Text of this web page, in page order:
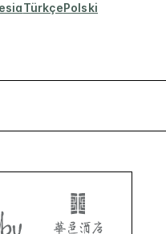
TürkçePolski